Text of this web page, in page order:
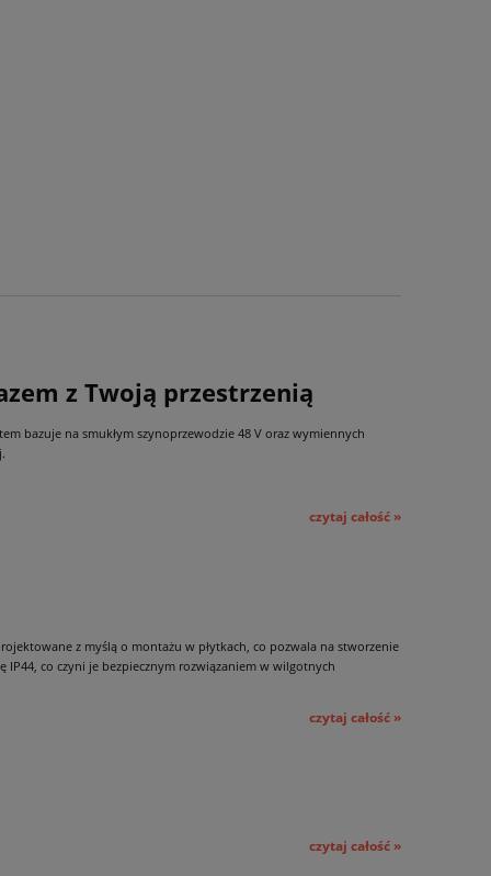
z Twoją przestrzenią
bazuje na smukłym szynoprzewodzie 48 V oraz wymiennych
czytaj całość »
z myślą o montażu w płytkach, co pozwala na stworzenie
co czyni je bezpiecznym rozwiązaniem w wilgotnych
czytaj całość »
czytaj całość »